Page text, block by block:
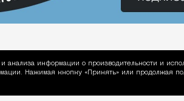
Cookie
информации о производительности и
Нажимая кнопку «Принять» или продолжая